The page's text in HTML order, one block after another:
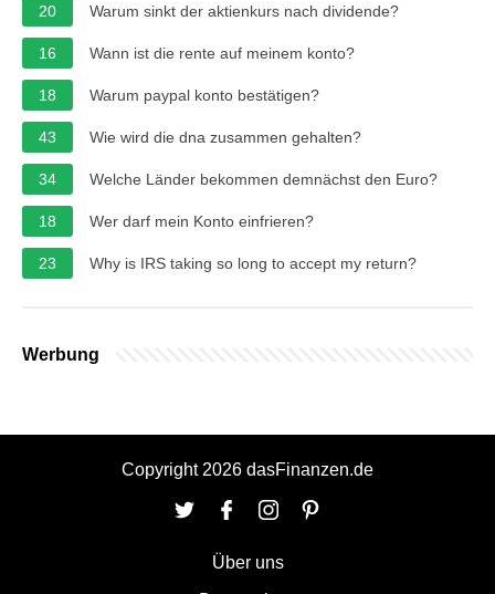
20 Warum sinkt der aktienkurs nach dividende?
16 Wann ist die rente auf meinem konto?
18 Warum paypal konto bestätigen?
43 Wie wird die dna zusammen gehalten?
34 Welche Länder bekommen demnächst den Euro?
18 Wer darf mein Konto einfrieren?
23 Why is IRS taking so long to accept my return?
Werbung
Copyright 2026 dasFinanzen.de
Über uns